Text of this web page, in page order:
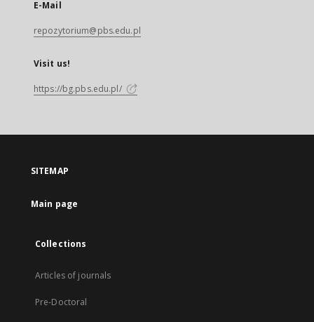
E-Mail
repozytorium@pbs.edu.pl
Visit us!
https://bg.pbs.edu.pl/
SITEMAP
Main page
Collections
Articles of journals
Pre-Doctoral